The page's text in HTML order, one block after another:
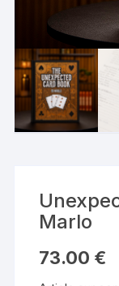
Marlo
73.00 €